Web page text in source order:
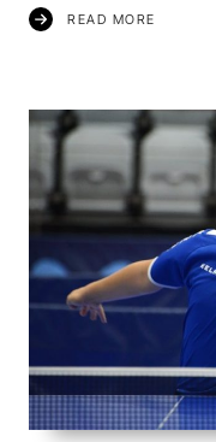
READ MORE